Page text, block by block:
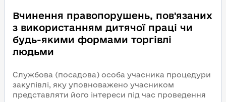
Вчинення правопорушень, пов'язаних
з використанням дитячої праці чи
будь-якими формами торгівлі
людьми
Службова (посадова) особа учасника процедури
закупівлі, яку уповноважено учасником
представляти його інтереси під час проведення